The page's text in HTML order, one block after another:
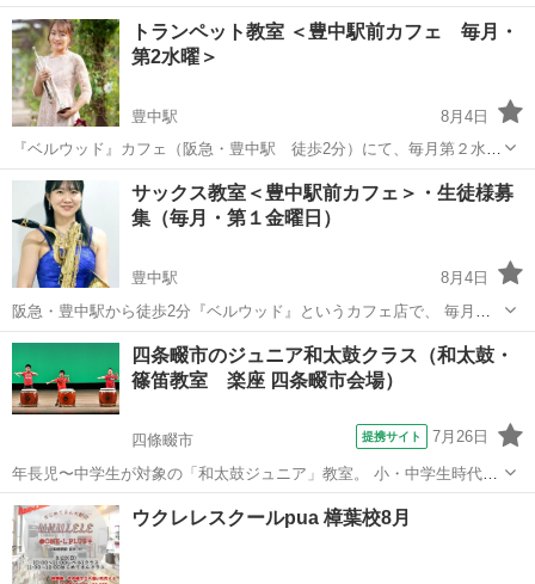
トランペット教室 ＜豊中駅前カフェ 毎月・
第2水曜＞
豊中駅
8月4日
『ベルウッド』カフェ（阪急・豊中駅 徒歩2分）にて、毎月第２水曜
11時～13時、「トランペット教室」を開催しております。 講師 : 山﨑
友加氏 （大阪教育大学 教養学科芸術専攻 音楽コース卒） 指導方法
: 個人...
大阪 豊中市 豊中駅 その他 トランペット
サックス教室＜豊中駅前カフェ＞・生徒様募
集（毎月・第１金曜日）
豊中駅
8月4日
阪急・豊中駅から徒歩2分『ベルウッド』というカフェ店で、 毎月第
１金曜日 11時～13時、有名講師による「サックス教室」を開催致しま
方法 :...
大阪 豊中市 豊中駅 レッスン
四条畷市のジュニア和太鼓クラス（和太鼓・
篠笛教室 楽座 四条畷市会場）
四條畷市 提携サイト 7月26日
年長児〜中学生が対象の「和太鼓ジュニア」教室。 小・中学生時代
に、とびっきりのホンモノ体験をプレゼントしませんか？ 和太鼓を力
いっぱい打ち鳴らす楽しさ、仲間と一緒に作り上げる楽しさから、た
くさん学びが得られます♪ 本気で何か...
大阪 四條畷市
ウクレレスクールpua 樟葉校8月